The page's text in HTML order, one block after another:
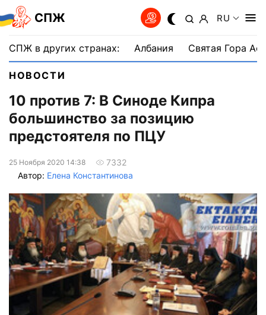
СПЖ RU
СПЖ в других странах: Албания Святая Гора
НОВОСТИ
10 против 7: В Синоде Кипра
большинство за позицию
предстоятеля по ПЦУ
25 Ноября 2020 14:38
7332
Автор: Елена Константинова